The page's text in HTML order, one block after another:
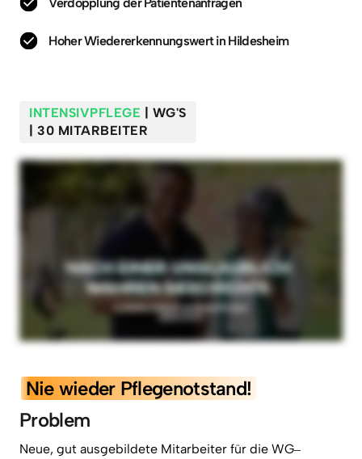
Hoher Wiedererkennungswert in Hildesheim
INTENSIVPFLEGE | WG'S
| 30 MITARBEITER
Nie wieder Pflegenotstand!
Problem
Neue, gut ausgebildete Mitarbeiter für die WG‒